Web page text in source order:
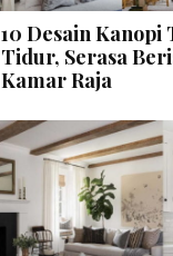
10 Desain Kanopi
Tidur, Serasa
Kamar Raja